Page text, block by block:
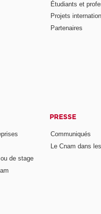
Étudiants et
Projets
Partenaires
de stage
PRESSE
Communiqués
Le Cnam dans